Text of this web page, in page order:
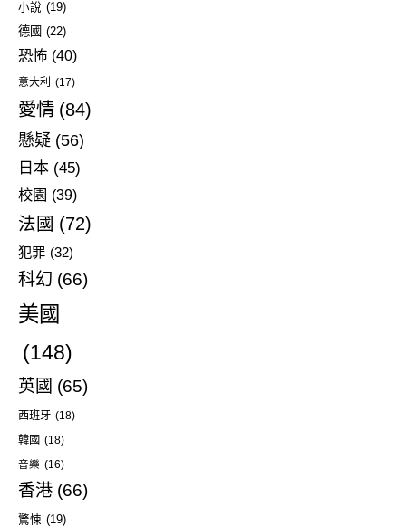
小說 (19)
德國 (22)
恐怖 (40)
意大利 (17)
愛情 (84)
懸疑 (56)
日本 (45)
校園 (39)
法國 (72)
犯罪 (32)
科幻 (66)
美國
(148)
英國 (65)
西班牙 (18)
韓國 (18)
音樂 (16)
香港 (66)
驚悚 (19)